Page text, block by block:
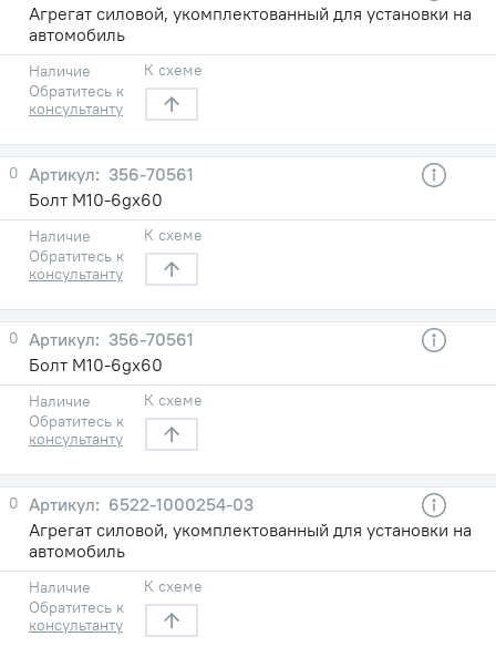
Агрегат силовой, укомплектованный для установки на
автомобиль
Наличие
Обратитесь к
консультанту
К схеме
0
356-70561
Болт М10-6gх60
Наличие
Обратитесь к
консультанту
К схеме
0
356-70561
Болт М10-6gх60
Наличие
Обратитесь к
консультанту
К схеме
0
6522-1000254-03
Агрегат силовой, укомплектованный для установки на
автомобиль
Наличие
Обратитесь к
консультанту
К схеме